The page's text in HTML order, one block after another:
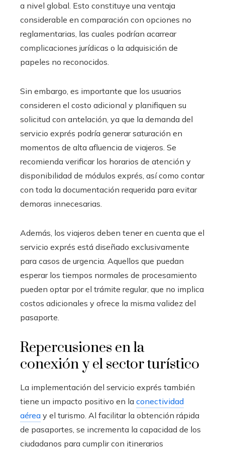
a nivel global. Esto constituye una ventaja
considerable en comparación con opciones no
reglamentarias, las cuales podrían acarrear
complicaciones jurídicas o la adquisición de
papeles no reconocidos.
Sin embargo, es importante que los usuarios
consideren el costo adicional y planifiquen su
solicitud con antelación, ya que la demanda del
servicio exprés podría generar saturación en
momentos de alta afluencia de viajeros. Se
recomienda verificar los horarios de atención y
disponibilidad de módulos exprés, así como contar
con toda la documentación requerida para evitar
demoras innecesarias.
Además, los viajeros deben tener en cuenta que el
servicio exprés está diseñado exclusivamente
para casos de urgencia. Aquellos que puedan
esperar los tiempos normales de procesamiento
pueden optar por el trámite regular, que no implica
costos adicionales y ofrece la misma validez del
pasaporte.
Repercusiones en la
conexión y el sector turístico
La implementación del servicio exprés también
tiene un impacto positivo en la conectividad
aérea y el turismo. Al facilitar la obtención rápida
de pasaportes, se incrementa la capacidad de los
ciudadanos para cumplir con itinerarios